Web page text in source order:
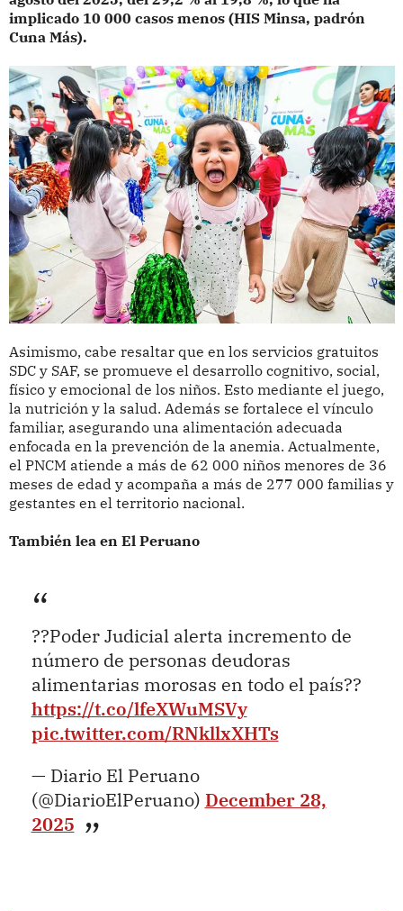
implicado 10 000 casos menos (HIS Minsa, padrón
Cuna Más).
Asimismo, cabe resaltar que en los servicios gratuitos
SDC y SAF, se promueve el desarrollo cognitivo, social,
físico y emocional de los niños. Esto mediante el juego,
la nutrición y la salud. Además se fortalece el vínculo
familiar, asegurando una alimentación adecuada
enfocada en la prevención de la anemia. Actualmente,
el PNCM atiende a más de 62 000 niños menores de 36
meses de edad y acompaña a más de 277 000 familias y
gestantes en el territorio nacional.
También lea en El Peruano
??Poder Judicial alerta incremento de
número de personas deudoras
alimentarias morosas en todo el país??
https://t.co/lfeXWuMSVy
pic.twitter.com/RNkllxXHTs
— Diario El Peruano
(@DiarioElPeruano) December 28,
2025